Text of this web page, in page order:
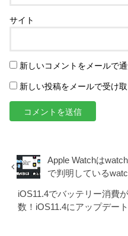
サイト
新しいコメントをメールで
新しい投稿をメールで受け
Apple Watchは
で判明している
iOS11.4でバッテリー消費
数！iOS11.4にアップデー